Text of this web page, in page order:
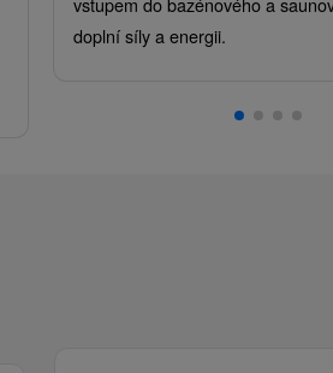
doplní síly a energii.